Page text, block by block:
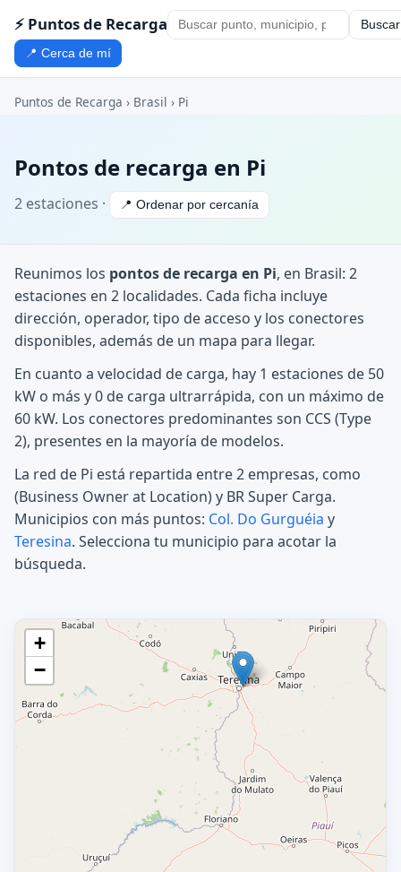
⚡ Puntos de Recarga Buscar
📍 Cerca de mí
Puntos de Recarga › Brasil › Pi
Pontos de recarga en Pi
2 estaciones · 📍 Ordenar por cercanía
Reunimos los pontos de recarga en Pi, en Brasil: 2
estaciones en 2 localidades. Cada ficha incluye
dirección, operador, tipo de acceso y los conectores
disponibles, además de un mapa para llegar.
En cuanto a velocidad de carga, hay 1 estaciones de 50
kW o más y 0 de carga ultrarrápida, con un máximo de
60 kW. Los conectores predominantes son CCS (Type
2), presentes en la mayoría de modelos.
La red de Pi está repartida entre 2 empresas, como
(Business Owner at Location) y BR Super Carga.
Municipios con más puntos: Col. Do Gurguéia y
Teresina. Selecciona tu municipio para acotar la
búsqueda.
+
−